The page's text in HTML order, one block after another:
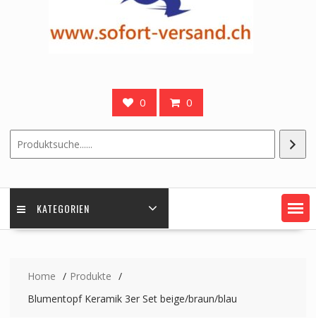
0 0
KATEGORIEN
Home
Produkte
Blumentopf Keramik 3er Set beige/braun/blau